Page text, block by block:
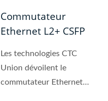
Commutateur
Ethernet L2+ CSFP
Les technologies CTC
Union dévoilent le
commutateur Ethernet